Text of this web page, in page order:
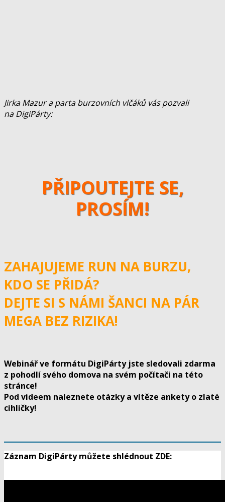
Jirka Mazur a parta burzovních vlčáků vás pozvali
na DigiPárty:
PŘIPOUTEJTE SE,
PROSÍM!
ZAHAJUJEME RUN NA BURZU,
KDO SE PŘIDÁ?
DEJTE SI S NÁMI ŠANCI NA PÁR
MEGA BEZ RIZIKA!
Webinář ve formátu DigiPárty jste sledovali zdarma
z pohodlí svého domova na svém počítači na této
stránce!
Pod videem naleznete otázky a vítěze ankety o zlaté
cihličky!
Záznam DigiPárty můžete shlédnout ZDE: